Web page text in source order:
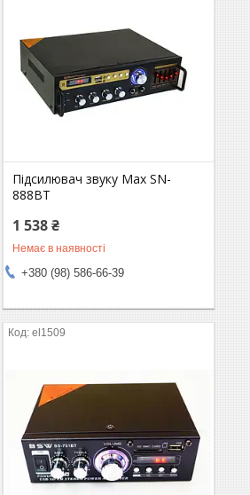
Підсилювач звуку Max SN-
888BT
1 538 ₴
Немає в наявності
+380 (98) 586-66-39
el1509